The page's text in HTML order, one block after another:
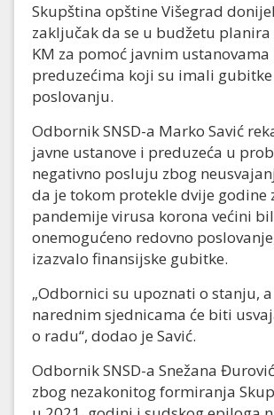
Skupština opštine Višegrad
zaključak da se u budžetu planira
KM za pomoć javnim ustanovama
preduzećima koji su imali gubitke
poslovanju.
Odbornik SNSD-a Marko Savić
javne ustanove i preduzeća u
negativno posluju zbog
da je tokom protekle dvije godine
pandemije virusa korona većini
onemogućeno redovno
izazvalo finansijske gubitke.
„Odbornici su upoznati o stanju, a
narednim sjednicama će biti
o radu“, dodao je Savić.
Odbornik SNSD-a Snežana
zbog nezakonitog formiranja